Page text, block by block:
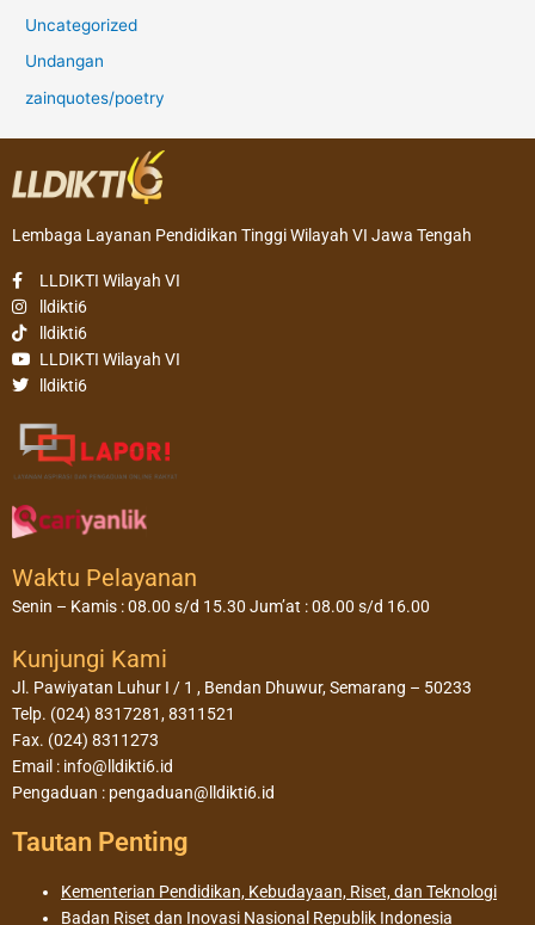
Uncategorized
Undangan
zainquotes/poetry
Lembaga Layanan Pendidikan Tinggi Wilayah VI Jawa Tengah
LLDIKTI Wilayah VI
lldikti6
lldikti6
LLDIKTI Wilayah VI
lldikti6
Waktu Pelayanan
Senin – Kamis : 08.00 s/d 15.30 Jum’at : 08.00 s/d 16.00
Kunjungi Kami
Jl. Pawiyatan Luhur I / 1 , Bendan Dhuwur, Semarang – 50233
Telp. (024) 8317281, 8311521
Fax. (024) 8311273
Email : info@lldikti6.id
Pengaduan : pengaduan@lldikti6.id
Tautan Penting
Kementerian Pendidikan, Kebudayaan, Riset, dan Teknologi
Badan Riset dan Inovasi Nasional Republik Indonesia